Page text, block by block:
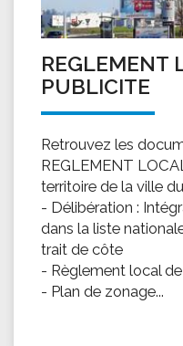
REGLEMENT
PUBLICITE
Retrouvez les
REGLEMENT
territoire de la ville
- Délibération :
dans la liste
trait de côte
- Règlement local
- Plan de zonage...